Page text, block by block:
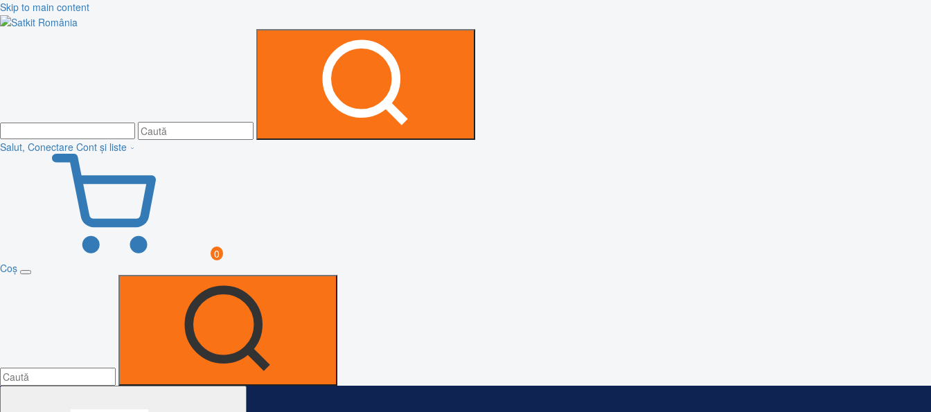
Skip to main content
Salut, Conectare Cont și liste
0
Coș